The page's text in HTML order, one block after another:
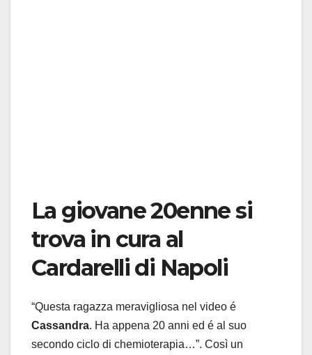
La giovane 20enne si
trova in cura al
Cardarelli di Napoli
“Questa ragazza meravigliosa nel video é
Cassandra. Ha appena 20 anni ed é al suo
secondo ciclo di chemioterapia…”. Così un